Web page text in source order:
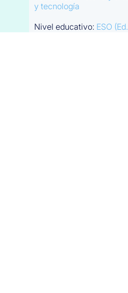
y tecnología
Nivel educativo: ESO